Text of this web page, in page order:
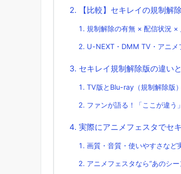
【比較】セキレイの規制解
規制解除の有無 × 配信状況 ×
U-NEXT・DMM TV・アニメ
セキレイ規制解除版の違い
TV版とBlu-ray（規制解除版
ファンが語る！「ここが違う
実際にアニメフェスタでセ
画質・音質・使いやすさなど
アニメフェスタなら“あのシ